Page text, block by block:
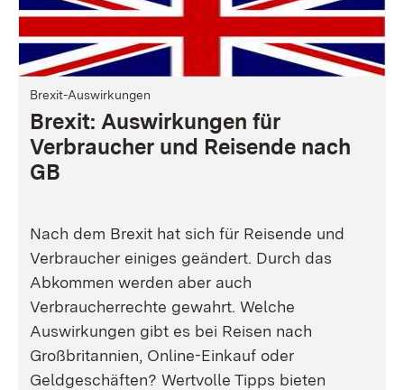
Brexit-Auswirkungen
Brexit: Auswirkungen für
Verbraucher und Reisende nach
GB
Nach dem Brexit hat sich für Reisende und
Verbraucher einiges geändert. Durch das
Abkommen werden aber auch
Verbraucherrechte gewahrt. Welche
Auswirkungen gibt es bei Reisen nach
Großbritannien, Online-Einkauf oder
Geldgeschäften? Wertvolle Tipps bieten